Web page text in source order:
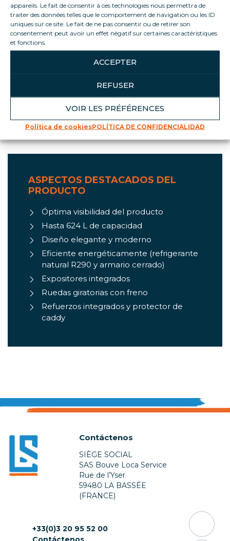
appareils. Le fait de consentir à ces technologies nous permettra de
traiter des données telles que le comportement de navigation ou les ID
uniques sur ce site. Le fait de ne pas consentir ou de retirer son
consentement peut avoir un effet négatif sur certaines caractéristiques
et fonctions.
ACCEPTER
REFUSER
VOIR LES PRÉFÉRENCES
Política de cookiesPOLÍTICA DE CONFIDENCIALIDAD
ideal para carnicerías, charcuterías, pescaderías,
catering y pastelerías. puede canalizar para crear
un número infinito de estantes. También está
equipado con una encimera de acero inoxidable
para facilitar el servicio, una amplia zona de
almacenamiento para facilitar la reposición
intermedio en la parte delantera para aumentar el
espacio de los estantes para exponer sus
productos. La referencia especial pescadería no se
puede canalizar y no dispone de reserva. Todas
nuestras unidades están agrupadas
ASPECTOS DESTACADOS DEL
PRODUCTO
Óptima visibilidad del producto
Hasta 624 L de capacidad
Diseño elegante y moderno
Eficiente energéticamente (refrigerante
natural R290 y armario cerrado)
Expositores integrados
Ruedas giratorias con freno
Refuerzos integrados y protector de
caddy
Contáctenos
SIÈGE SOCIAL
SAS Bouve Loca Service
Rue de l’Yser
59480 LA BASSÉE
(FRANCE)
+33(0)3 20 95 52 00